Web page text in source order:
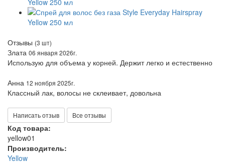
Отзывы (3 шт)
Злата 06 января 2026г.
Использую для объема у корней. Держит легко и естественно
Анна 12 ноября 2025г.
Классный лак, волосы не склеивает, довольна
Написать отзыв Все отзывы
Код товара:
yellow01
Производитель:
Yellow